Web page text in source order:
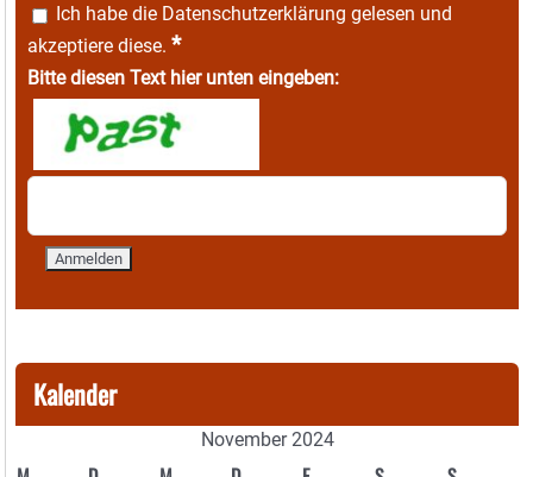
Ich habe die Datenschutzerklärung gelesen und
akzeptiere diese. *
Bitte diesen Text hier unten eingeben:
Kalender
November 2024